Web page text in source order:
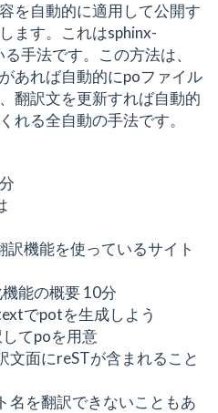
を自動的に適用して公開す
ます。これはsphinx-
手法です。この方法は、
あれば自動的にpoファイル
翻訳文を更新すれば自動的
れる全自動の手法です。
訳機能を使っているサイト
能の概要 10分
でpotを生成しよう
てpoを用意
文面にreSTが含まれること
名を翻訳できないこともあ